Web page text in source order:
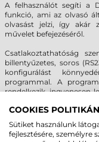
A felhasználót segíti a
funkció, ami az olvasó
olvasást jelzi, így akár
művelet befejezéséről.
Csatlakoztathatóság
billentyűzetes, soros
konfigurálást
programmal. A
rendelkezik, ingyenesen
MEGBÍZHAT
COOKIES
Sütiket használunk
fejlesztésére, személyre